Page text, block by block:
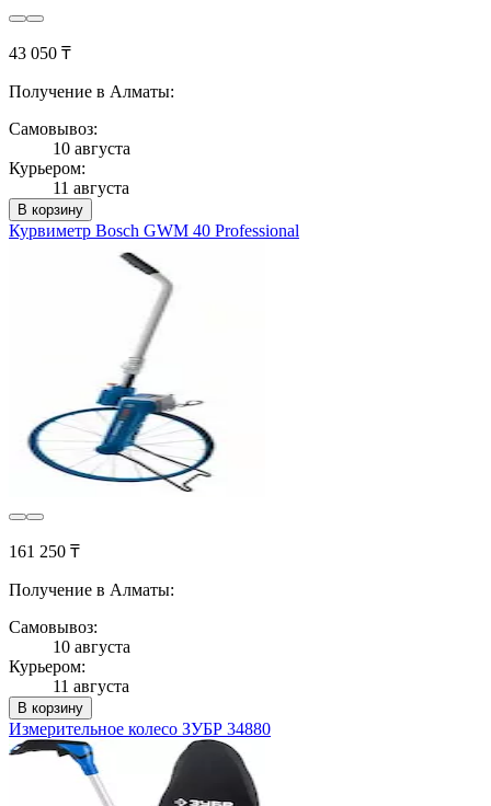
43 050 ₸
Получение в Алматы:
Самовывоз:
10 августа
Курьером:
11 августа
В корзину
Курвиметр Bosch GWM 40 Professional
161 250 ₸
Получение в Алматы:
Самовывоз:
10 августа
Курьером:
11 августа
В корзину
Измерительное колесо ЗУБР 34880